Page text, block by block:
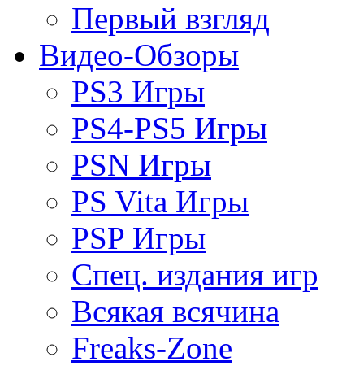
Первый взгляд
Видео-Обзоры
PS3 Игры
PS4-PS5 Игры
PSN Игры
PS Vita Игры
PSP Игры
Спец. издания игр
Всякая всячина
Freaks-Zone